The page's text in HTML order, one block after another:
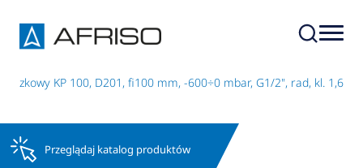
KP 100, D201, fi100 mm, -600÷0 mbar, G1/2", rad, kl. 1,6
Przeglądaj katalog produktów